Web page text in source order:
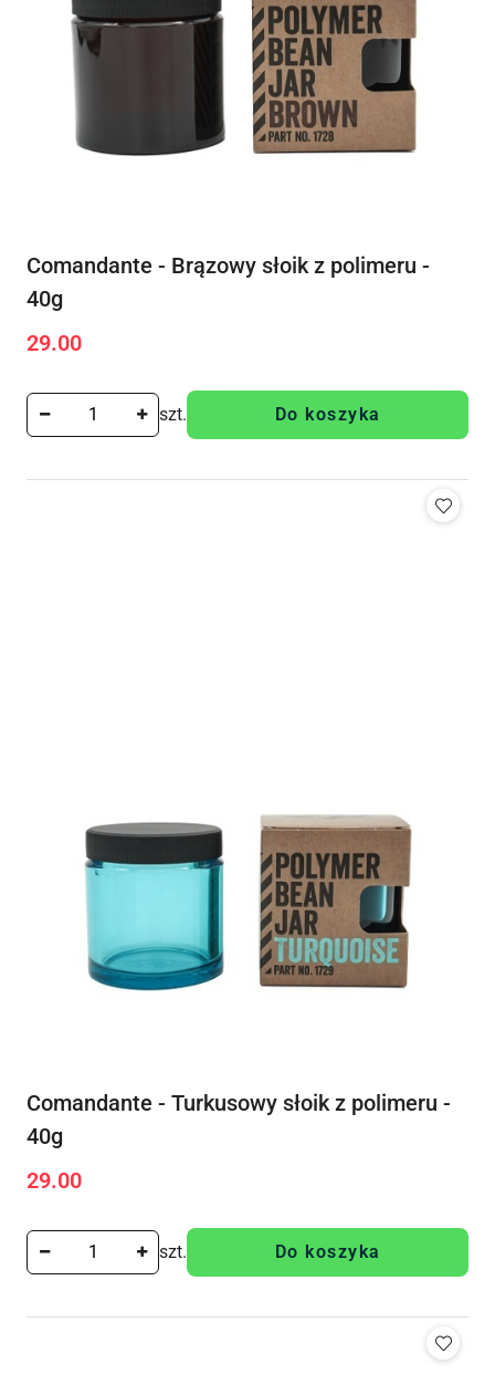
Comandante - Brązowy słoik z polimeru -
40g
Cena:
29.00
szt. Do koszyka
Comandante - Turkusowy słoik z polimeru -
40g
Cena:
29.00
szt. Do koszyka